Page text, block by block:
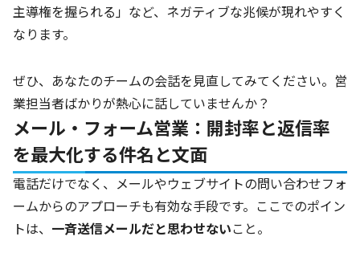
主導権を握られる」など、ネガティブな兆候が現れやすく
なります。
ぜひ、あなたのチームの会話を見直してみてください。営
業担当者ばかりが熱心に話していませんか？
メール・フォーム営業：開封率と返信率
を最大化する件名と文面
電話だけでなく、メールやウェブサイトの問い合わせフォ
ームからのアプローチも有効な手段です。ここでのポイン
トは、 一斉送信メールだと思わせないこと。